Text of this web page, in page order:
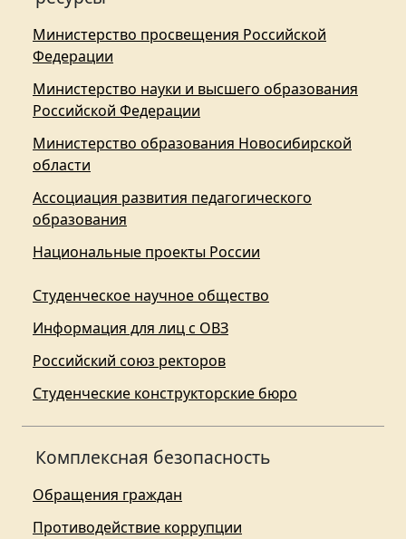
Министерство просвещения Российской
Федерации
Министерство науки и высшего образования
Российской Федерации
Министерство образования Новосибирской
области
Ассоциация развития педагогического
образования
Национальные проекты России
Студенческое научное общество
Информация для лиц с ОВЗ
Российский союз ректоров
Студенческие конструкторские бюро
Комплексная безопасность
Обращения граждан
Противодействие коррупции